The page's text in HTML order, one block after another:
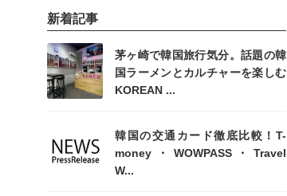
新着記事
茅ヶ崎で韓国旅行気分。話題の韓
国ラーメンとカルチャーを楽しむ
KOREAN ...
韓国の交通カード徹底比較！T-
money・WOWPASS・Travel
W...